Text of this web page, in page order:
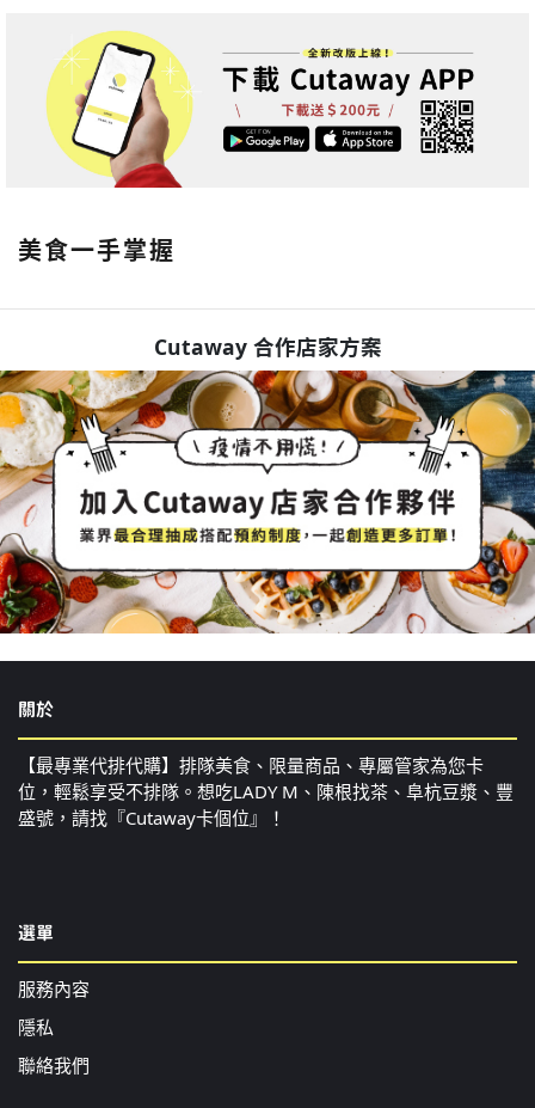
美食一手掌握
Cutaway 合作店家方案
關於
【最專業代排代購】排隊美食、限量商品、專屬管家為您卡
位，輕鬆享受不排隊。想吃LADY M、陳根找茶、阜杭豆漿、豐
盛號，請找『Cutaway卡個位』！
選單
服務內容
隱私
聯絡我們